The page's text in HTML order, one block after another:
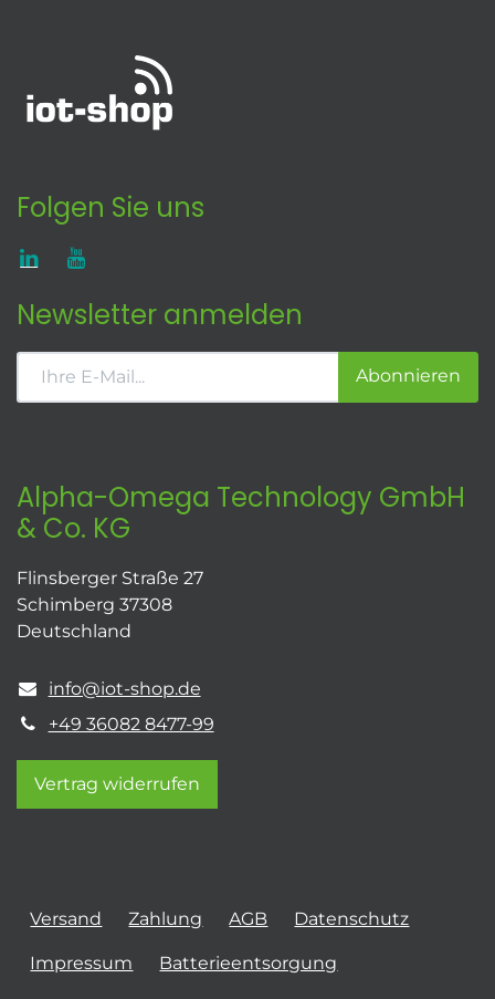
Folgen Sie uns
Newsletter anmelden
Abonnieren
Alpha-Omega Technology GmbH
& Co. KG
Flinsberger Straße 27
Schimberg 37308
Deutschland
info@iot-shop.de
+49 36082 8477-99
Vertrag widerrufen
Versand Zahlung AGB Datenschutz
Impressum Batterieentsorgung